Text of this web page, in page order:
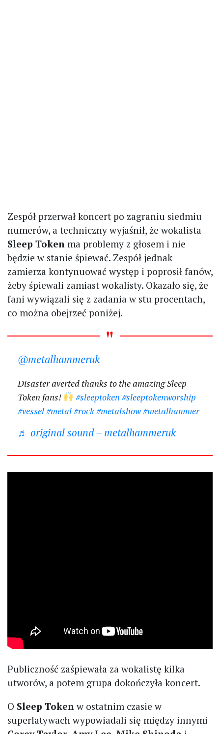
Zespół przerwał koncert po zagraniu siedmiu
numerów, a techniczny wyjaśnił, że wokalista
Sleep Token ma problemy z głosem i nie
będzie w stanie śpiewać. Zespół jednak
zamierza kontynuować występ i poprosił fanów,
żeby śpiewali zamiast wokalisty. Okazało się, że
fani wywiązali się z zadania w stu procentach,
co można obejrzeć poniżej.
@metalhammeruk
Disaster averted thanks to the amazing Sleep
Token fans!
#sleeptoken #sleeptokenworship
#vessel#metal#rock#metalshow#metalhammer
♬ original sound – metalhammeruk
Publiczność zaśpiewała za wokalistę kilka
utworów, a potem grupa dokończyła koncert.
O Sleep Tokenw ostatnim czasie w
superlatywach wypowiadali się między innymi